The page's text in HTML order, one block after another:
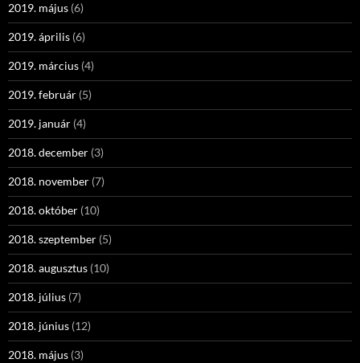
2019. május (6)
2019. április (6)
2019. március (4)
2019. február (5)
2019. január (4)
2018. december (3)
2018. november (7)
2018. október (10)
2018. szeptember (5)
2018. augusztus (10)
2018. július (7)
2018. június (12)
2018. május (3)